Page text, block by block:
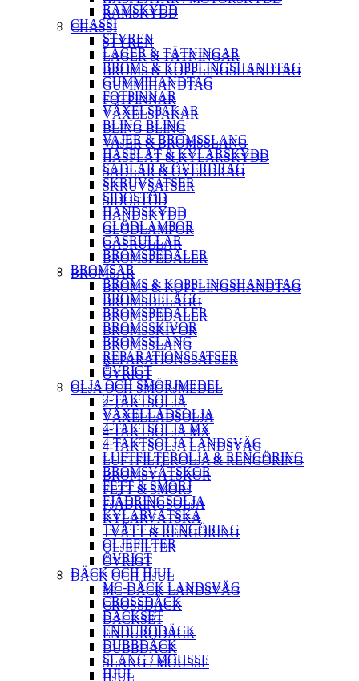
RAMSKYDD
CHASSI
STYREN
LAGER & TÄTNINGAR
BROMS & KOPPLINGSHANDTAG
GUMMIHANDTAG
FOTPINNAR
VÄXELSPAKAR
BLING BLING
VAJER & BROMSSLANG
HASPLÅT & KYLARSKYDD
SADLAR & ÖVERDRAG
SKRUVSATSER
SIDOSTÖD
HANDSKYDD
GLÖDLAMPOR
GASRULLAR
BROMSPEDALER
BROMSAR
BROMS & KOPPLINGSHANDTAG
BROMSBELÄGG
BROMSPEDALER
BROMSSKIVOR
BROMSSLANG
REPARATIONSSATSER
ÖVRIGT
OLJA OCH SMÖRJMEDEL
2-TAKTSOLJA
VÄXELLÅDSOLJA
4-TAKTSOLJA MX
4-TAKTSOLJA LANDSVÄG
LUFTFILTEROLJA & RENGÖRING
BROMSVÄTSKOR
FETT & SMÖRJ
FJÄDRINGSOLJA
KYLARVÄTSKA
TVÄTT & RENGÖRING
OLJEFILTER
ÖVRIGT
DÄCK OCH HJUL
MC-DÄCK LANDSVÄG
CROSSDÄCK
DÄCKSET
ENDURODÄCK
DUBBDÄCK
SLANG / MOUSSE
HJUL
RAMSKYDD
CHASSI
STYREN
LAGER & TÄTNINGAR
BROMS & KOPPLINGSHANDTAG
GUMMIHANDTAG
FOTPINNAR
VÄXELSPAKAR
BLING BLING
VAJER & BROMSSLANG
HASPLÅT & KYLARSKYDD
SADLAR & ÖVERDRAG
SKRUVSATSER
SIDOSTÖD
HANDSKYDD
GLÖDLAMPOR
GASRULLAR
BROMSPEDALER
BROMSAR
BROMS & KOPPLINGSHANDTAG
BROMSBELÄGG
BROMSPEDALER
BROMSSKIVOR
BROMSSLANG
REPARATIONSSATSER
ÖVRIGT
OLJA OCH SMÖRJMEDEL
2-TAKTSOLJA
VÄXELLÅDSOLJA
4-TAKTSOLJA MX
4-TAKTSOLJA LANDSVÄG
LUFTFILTEROLJA & RENGÖRING
BROMSVÄTSKOR
FETT & SMÖRJ
FJÄDRINGSOLJA
KYLARVÄTSKA
TVÄTT & RENGÖRING
OLJEFILTER
ÖVRIGT
DÄCK OCH HJUL
MC-DÄCK LANDSVÄG
CROSSDÄCK
DÄCKSET
ENDURODÄCK
DUBBDÄCK
SLANG / MOUSSE
HJUL